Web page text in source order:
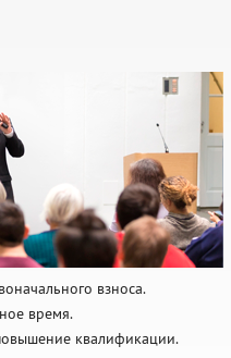
взноса.
время.
квалификации.